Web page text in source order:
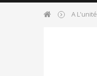
A L'unité